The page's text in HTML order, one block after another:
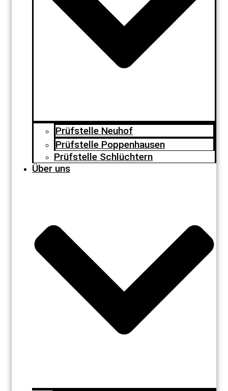
Prüfstelle Neuhof
Prüfstelle Poppenhausen
Prüfstelle Schlüchtern
Über uns